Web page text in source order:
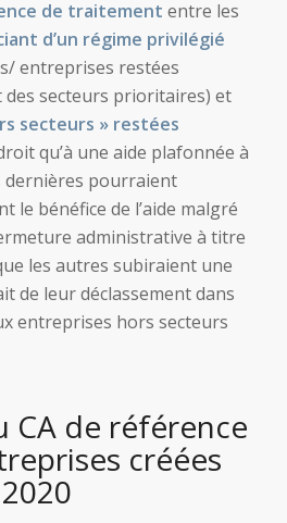
de traitement entre les
d’un régime privilégié
entreprises restées
secteurs prioritaires) et
secteurs » restées
qu’à une aide plafonnée à
dernières pourraient
le bénéfice de l’aide malgré
administrative à titre
les autres subiraient une
de leur déclassement dans
entreprises hors secteurs
CA de référence
créées